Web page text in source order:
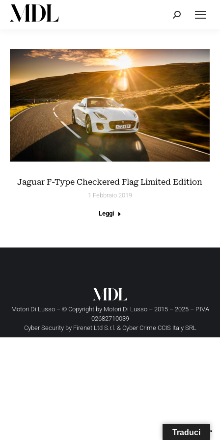
Cerca:
Jaguar F-Type Checkered Flag Limited Edition
1 Febbraio 2019
Leggi
Motori Di Lusso – © Copyright by Motori Di Lusso– 2015 – 2025 – P.IVA
02682710039
Cyber Security by Firenet Ltd S.r.l. & Cyber Crime CCIS Italy SRL
Traduci